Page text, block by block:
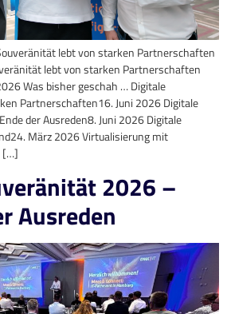
lebt von starken Partnerschaften
lebt von starken Partnerschaften
Was bisher geschah … Digitale
Partnerschaften16. Juni 2026 Digitale
der Ausreden8. Juni 2026 Digitale
März 2026 Virtualisierung mit
[…]
2026 –
Ausreden